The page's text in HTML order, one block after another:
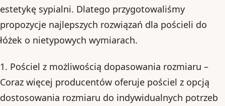
estetykę sypialni. Dlatego przygotowaliśmy
propozycje najlepszych rozwiązań dla pościeli do
łóżek o nietypowych wymiarach.
1. Pościel z możliwością dopasowania rozmiaru –
Coraz więcej producentów oferuje pościel z opcją
dostosowania rozmiaru do indywidualnych potrzeb